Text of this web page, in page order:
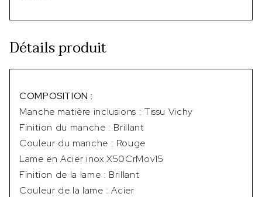
Détails produit
COMPOSITION :
Manche matière inclusions : Tissu Vichy
Finition du manche : Brillant
Couleur du manche : Rouge
Lame en Acier inox X50CrMov15
Finition de la lame : Brillant
Couleur de la lame : Acier